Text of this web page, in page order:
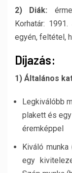
2) Diák:
Korhatár:
egyén, feltétel,
Díjazás:
1) Általános
Legkiválóbb
plakett és
éremképpel
Kiváló
egy